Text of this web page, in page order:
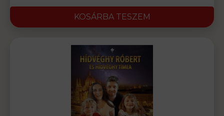
ből
was:
37.600 Ft.
is:
18.900 Ft.
KOSÁRBA TESZEM